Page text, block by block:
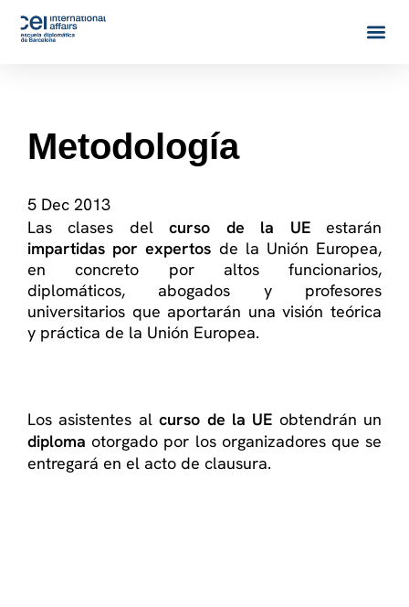
Metodología
5 Dec 2013
Las clases delcurso de la UEestarán
impartidas por expertos de la Unión Europea,
en concreto por altos funcionarios,
diplomáticos, abogados y profesores
universitarios que aportarán una visión teórica
y práctica de la Unión Europea.
Los asistentes alcurso de la UE obtendrán un
diploma otorgado por los organizadores que se
entregará en el acto de clausura.